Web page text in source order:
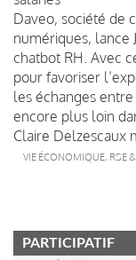
Daveo, société de
numériques, lance
chatbot RH. Avec
pour favoriser
les échanges
encore plus loin
Claire Delzescaux
VIE ÉCONOMIQUE, RSE
PARTICIPATIF